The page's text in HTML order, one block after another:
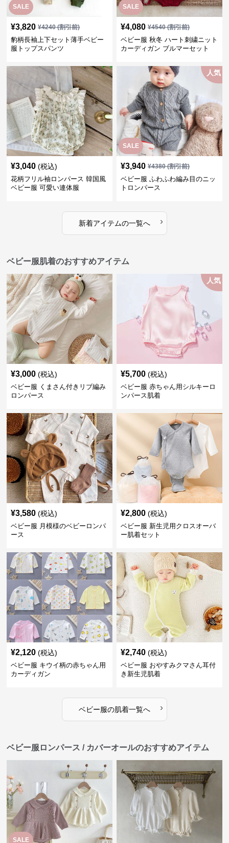
SALE
¥3,820 ¥4240(割引前)
豹柄長袖上下セット薄手ベビー
服トップスパンツ
SALE
¥4,080 ¥4540(割引前)
ベビー服 秋冬 ハート刺繍ニット
カーディガン ブルマーセット
¥3,040 (税込)
花柄フリル袖ロンパース 韓国風
ベビー服 可愛い連体服
SALE
人気
¥3,940 ¥4380(割引前)
ベビー服 ふわふわ編み目のニッ
トロンパース
新着アイテムの一覧へ ›
ベビー服肌着のおすすめアイテム
¥3,000 (税込)
ベビー服 くまさん付きリブ編み
ロンパース
人気
¥5,700 (税込)
ベビー服 赤ちゃん用シルキーロ
ンパース肌着
¥3,580 (税込)
ベビー服 月模様のベビーロンパ
ース
¥2,800 (税込)
ベビー服 新生児用クロスオーバ
ー肌着セット
¥2,120 (税込)
ベビー服 キウイ柄の赤ちゃん用
カーディガン
¥2,740 (税込)
ベビー服 おやすみクマさん耳付
き新生児肌着
ベビー服の肌着一覧へ ›
ベビー服ロンパース / カバーオールのおすすめアイテム
SALE